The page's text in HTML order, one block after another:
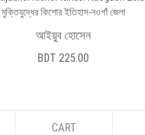
মুক্তিযুদ্ধের কিশোর ইতিহাস-নওগাঁ জেলা
আইয়ুব হোসেন
BDT 225.00
CART